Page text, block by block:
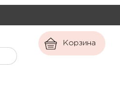
Корзина